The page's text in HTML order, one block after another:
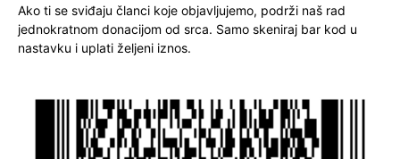
Ako ti se sviđaju članci koje objavljujemo, podrži naš rad
jednokratnom donacijom od srca. Samo skeniraj bar kod u
nastavku i uplati željeni iznos.